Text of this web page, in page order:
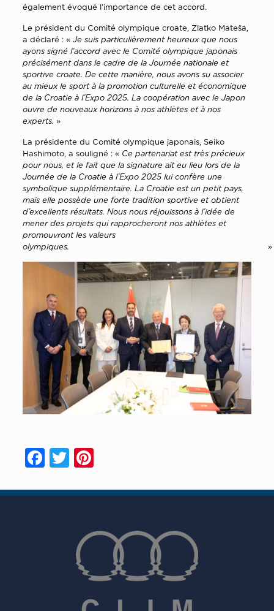
également évoqué l’importance de cet accord.
Le président du Comité olympique croate, Zlatko Mateša,
a déclaré : « Je suis particulièrement heureux que nous
ayons signé l’accord avec le Comité olympique japonais
précisément dans le cadre de la Journée nationale et
sportive croate. De cette manière, nous avons su associer
au mieux le sport à la promotion culturelle et économique
de la Croatie à l’Expo 2025. La coopération avec le Japon
ouvre de nouveaux horizons à nos athlètes et à nos
experts. »
La présidente du Comité olympique japonais, Seiko
Hashimoto, a souligné : « Ce partenariat est très précieux
pour nous, et le fait que la signature ait eu lieu lors de la
Journée de la Croatie à l’Expo 2025 lui confère une
symbolique supplémentaire. La Croatie est un petit pays,
mais elle possède une forte tradition sportive et obtient
d’excellents résultats. Nous nous réjouissons à l’idée de
mener des projets qui rapprocheront nos athlètes et
promouvront les valeurs
olympiques.
»
Facebook
Twitter